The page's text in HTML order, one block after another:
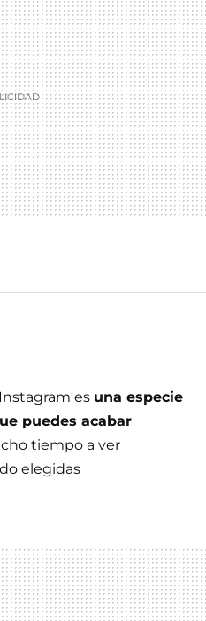
es una especie
puedes acabar
tiempo a ver
elegidas